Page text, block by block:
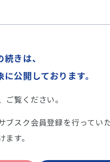
きは、
公開しております。
ご覧ください。
ブスク会員登録を行ってい
す。